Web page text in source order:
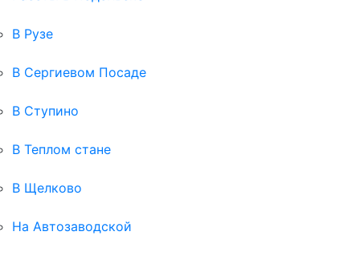
В Рузе
В Сергиевом Посаде
В Ступино
В Теплом стане
В Щелково
На Автозаводской